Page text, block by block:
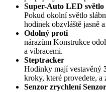
Super-Auto LED světlo
Pokud okolní světlo
hodinek obzvláště jasně
Odolný proti
nárazům Konstrukce
a vibracemi.
Steptracker
Hodinky mají vestavěný
kroky, které provedete, a
Senzor zrychlení Senzor